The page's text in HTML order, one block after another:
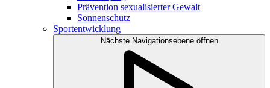
Prävention sexualisierter Gewalt
Sonnenschutz
Sportentwicklung
Nächste Navigationsebene öffnen